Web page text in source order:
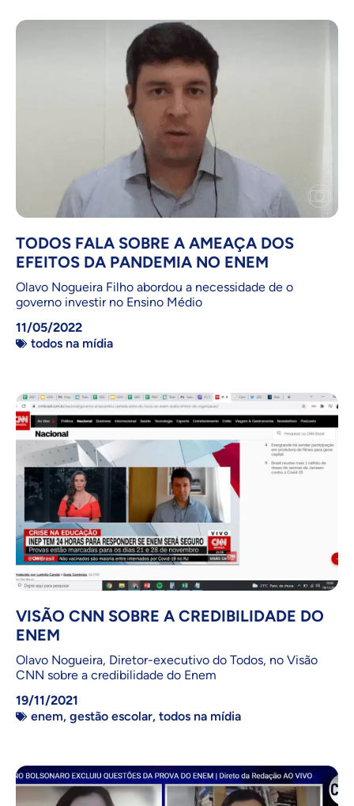
TODOS FALA SOBRE A AMEAÇA DOS
EFEITOS DA PANDEMIA NO ENEM
Olavo Nogueira Filho abordou a necessidade de o
governo investir no Ensino Médio
11/05/2022
todos na mídia
VISÃO CNN SOBRE A CREDIBILIDADE DO
ENEM
Olavo Nogueira, Diretor-executivo do Todos, no Visão
CNN sobre a credibilidade do Enem
19/11/2021
enem, gestão escolar, todos na mídia